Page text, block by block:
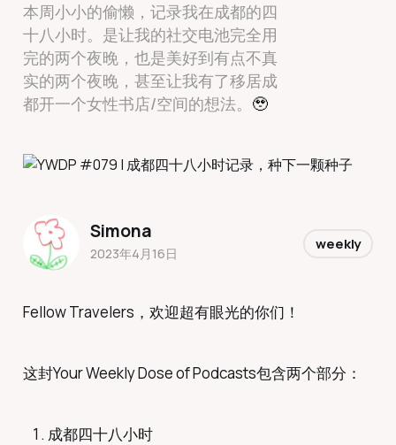
本周小小的偷懒，记录我在成都的四
十八小时。是让我的社交电池完全用
完的两个夜晚，也是美好到有点不真
实的两个夜晚，甚至让我有了移居成
都开一个女性书店/空间的想法。 🥹
Fellow Travelers，欢迎超有眼光的你们！
这封Your Weekly Dose of Podcasts包含两个部分：
成都四十八小时
Simona
2023年4月16日
weekly